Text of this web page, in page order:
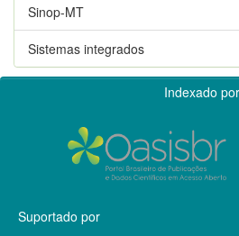
Sinop-MT
Sistemas integrados
Indexado por
Suportado por